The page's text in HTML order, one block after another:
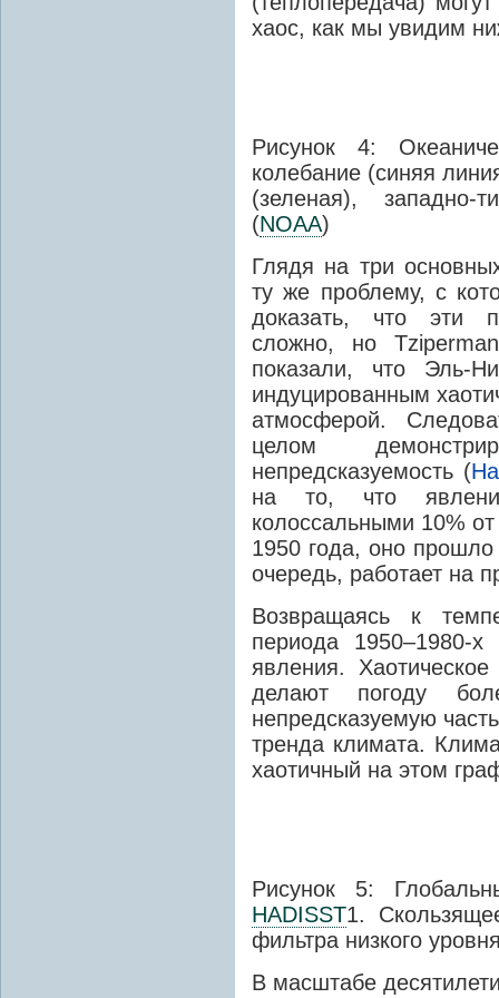
хаос, как мы увидим
Рисунок 4:
колебание (синяя
(зеленая), западно-
(NOAA)
Глядя на три
ту же проблему, с
доказать, что эти
сложно, но
показали, что Эль-
индуцированным
атмосферой.
целом
непредсказуемость (
на то, что
колоссальными 10%
1950 года, оно
очередь, работает на
Возвращаясь к
периода 1950–1980-
явления.
делают погоду
непредсказуемую
тренда климата.
хаотичный на этом
Рисунок 5:
HADISST1.
фильтра низкого
В масштабе